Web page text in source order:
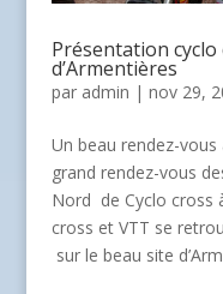
Présentation cyclo
d’Armentières
par admin | nov 29,
Un beau rendez-
grand rendez-vous
Nord de Cyclo cross
cross et VTT se
sur le beau site